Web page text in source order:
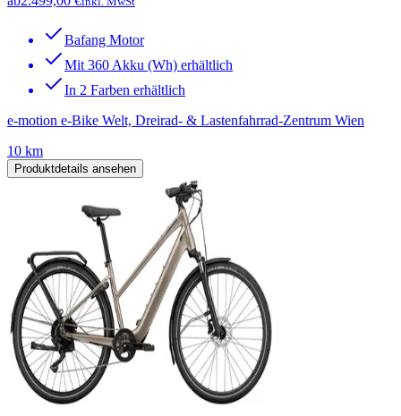
Bafang Motor
Mit 360 Akku (Wh) erhältlich
In 2 Farben erhältlich
e-motion e-Bike Welt, Dreirad- & Lastenfahrrad-Zentrum Wien
10 km
Produktdetails ansehen